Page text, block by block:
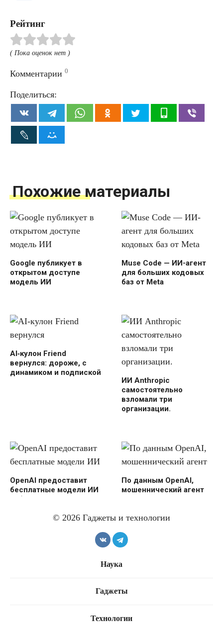
Рейтинг
( Пока оценок нет )
Комментарии 0
Поделиться:
Похожие материалы
Google публикует в
открытом доступе
модель ИИ
Muse Code — ИИ-агент
для больших кодовых
баз от Meta
AI‑кулон Friend
вернулся: дороже, с
динамиком и подпиской
ИИ Anthropic
самостоятельно
взломали три
организации.
OpenAI предоставит
бесплатные модели ИИ
избранным
По данным OpenAI,
мошеннический агент
© 2026 Гаджеты и технологии
Наука
Гаджеты
Технологии